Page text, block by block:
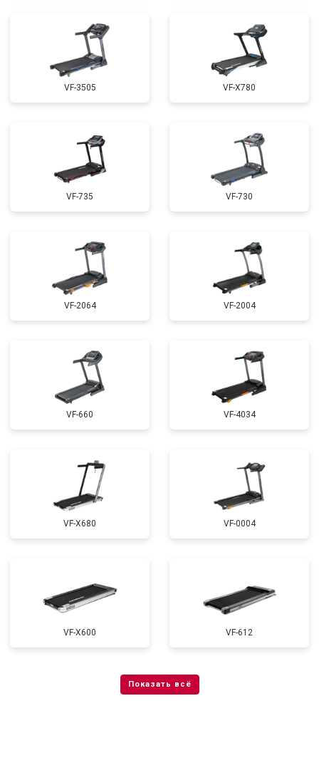
VF-3505 VF-X780
VF-735 VF-730
VF-2064 VF-2004
VF-660 VF-4034
VF-X680 VF-0004
VF-X600 VF-612